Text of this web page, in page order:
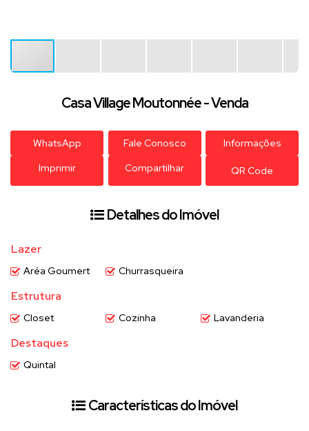
Casa Village Moutonnée - Venda
WhatsApp Fale Conosco
Informações
Imprimir
Compartilhar QR Code
Detalhes do Imóvel
Lazer
Aréa Goumert Churrasqueira
Estrutura
Closet Cozinha Lavanderia
Destaques
Quintal
Características do Imóvel